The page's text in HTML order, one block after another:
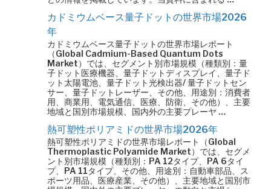
カドミウムベース量子ドットの世界市場2026
年
カドミウムベース量子ドットの世界市場レポート
（Global Cadmium-Based Quantum Dots
Market）では、セグメント別市場規模（種類別：量
子ドット医療機器、量子ドットディスプレイ、量子ド
ット太陽電池、量子ドット光検出器/ 量子ドットセン
サー、量子ドットレーザー、その他、用途別：消費者
用、商業用、電気通信、医療、防衛、その他）、主要
地域と国別市場規模、国内外の主要プレーヤ …
熱可塑性ポリアミドの世界市場2026年
熱可塑性ポリアミドの世界市場レポート（Global
Thermoplastic Polyamide Market）では、セグメ
ント別市場規模（種類別：PA 12タイプ、PA 6タイ
プ、PA 11タイプ、その他、用途別：自動車部品、ス
ポーツ用品、医療産業、その他）、主要地域と国別市